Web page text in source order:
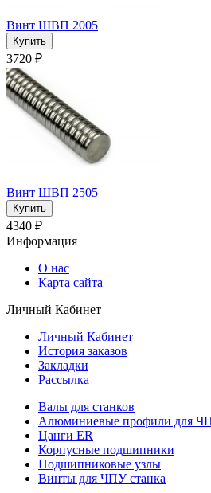
Винт ШВП 2005
3720 ₽
Винт ШВП 2505
4340 ₽
Информация
О нас
Карта сайта
Личный Кабинет
Личный Кабинет
История заказов
Закладки
Рассылка
Валы для станков
Алюминиевые профили для
Цанги ER
Корпусные подшипники
Подшипниковые узлы
Винты для ЧПУ станка